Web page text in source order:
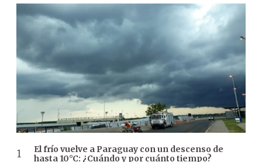
El frío vuelve a Paraguay con un descenso de
hasta 10°C: ¿Cuándo y por cuánto tiempo?